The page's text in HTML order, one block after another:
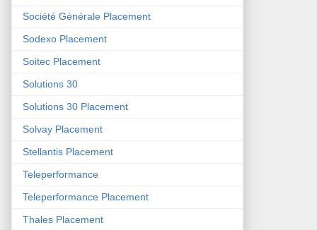
Société Générale Placement
Sodexo Placement
Soitec Placement
Solutions 30
Solutions 30 Placement
Solvay Placement
Stellantis Placement
Teleperformance
Teleperformance Placement
Thales Placement